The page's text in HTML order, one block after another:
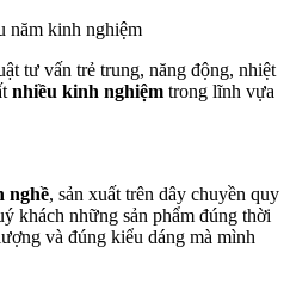
tư vấn trẻ trung, năng động, nhiệt
nhiều kinh nghiệm trong lĩnh vựa
nghề, sản xuất trên dây chuyền quy
khách những sản phẩm đúng thời
và đúng kiểu dáng mà mình